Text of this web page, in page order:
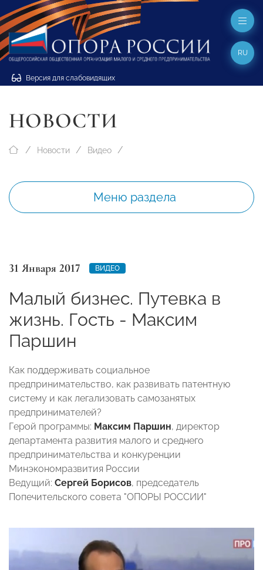
Версия для слабовидящих
RU
НОВОСТИ
Новости Видео
Меню раздела
31 Января 2017 ВИДЕО
Малый бизнес. Путевка в
жизнь. Гость - Максим
Паршин
Как поддерживать социальное
предпринимательство, как развивать патентную
систему и как легализовать самозанятых
предпринимателей?
Герой программы: Максим Паршин, директор
департамента развития малого и среднего
предпринимательства и конкуренции
Минэкономразвития России
Ведущий: Сергей Борисов, председатель
Попечительского совета "ОПОРЫ РОССИИ"